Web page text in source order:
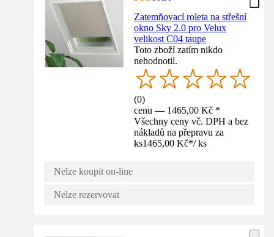
Zatemňovací roleta na střešní
okno Sky 2.0 pro Velux
velikost C04 taupe
Toto zboží zatím nikdo
nehodnotil.
(0)
cenu — 1465,00 Kč *
Všechny ceny vč. DPH a bez
nákladů na přepravu za
ks1465,00 Kč*/ ks
Nelze koupit on-line
Nelze rezervovat